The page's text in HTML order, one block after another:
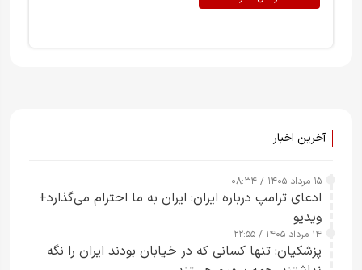
آخرین اخبار
۱۵ مرداد ۱۴۰۵ / ۰۸:۳۴
ادعای ترامپ درباره ایران: ایران به ما احترام می‌گذارد+
ویدیو
۱۴ مرداد ۱۴۰۵ / ۲۲:۵۵
پزشکیان: تنها کسانی که در خیابان بودند ایران را نگه